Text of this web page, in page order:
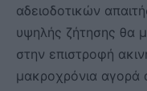
αδειοδοτικών
υψηλής ζήτησης θα
στην επιστροφή
μακροχρόνια αγορά